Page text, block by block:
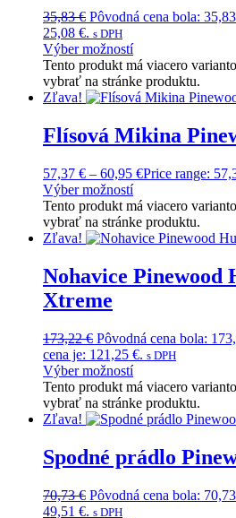
35,83€ Pôvodná cena bola:
25,08 €. s DPH
Výber možností
Tento produkt má viacero
vybrať na stránke produktu.
Zľava!
Flísová Mikina
57,37 € – 60,95 €Price range:
Výber možností
Tento produkt má viacero
vybrať na stránke produktu.
Zľava!
Nohavice Pinewood
Xtreme
173,22€ Pôvodná cena bola:
cena je: 121,25 €. s DPH
Výber možností
Tento produkt má viacero
vybrať na stránke produktu.
Zľava!
Spodné prádlo
70,73€ Pôvodná cena bola:
49,51 €. s DPH